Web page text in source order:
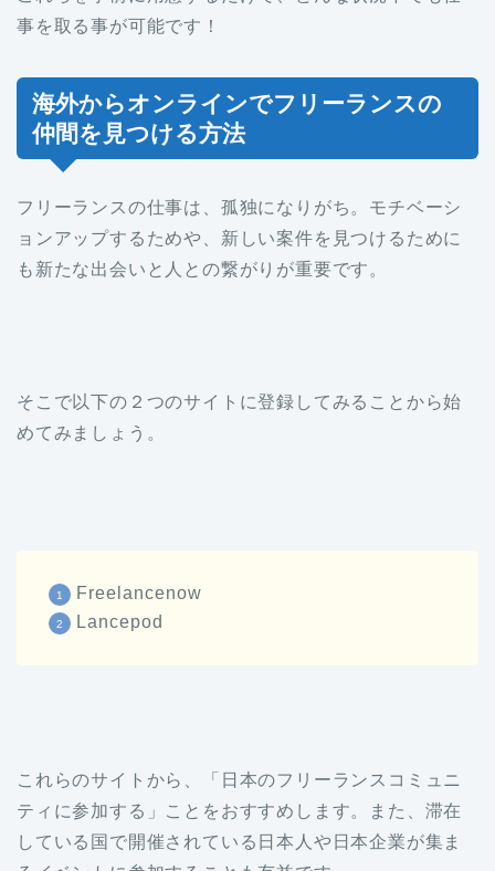
事を取る事が可能です！
海外からオンラインでフリーランスの
仲間を見つける方法
フリーランスの仕事は、孤独になりがち。モチベーシ
ョンアップするためや、新しい案件を見つけるために
も新たな出会いと人との繋がりが重要です。
そこで以下の２つのサイトに登録してみることから始
めてみましょう。
Freelancenow
Lancepod
これらのサイトから、「日本のフリーランスコミュニ
ティに参加する」ことをおすすめします。また、滞在
している国で開催されている日本人や日本企業が集ま